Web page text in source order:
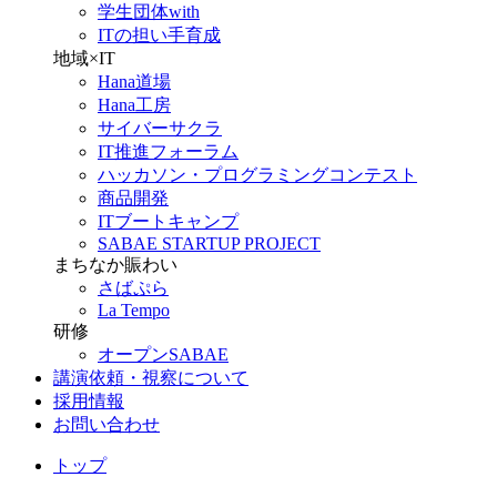
学生団体with
ITの担い手育成
地域×IT
Hana道場
Hana工房
サイバーサクラ
IT推進フォーラム
ハッカソン・プログラミングコンテスト
商品開発
ITブートキャンプ
SABAE STARTUP PROJECT
まちなか賑わい
さばぷら
La Tempo
研修
オープンSABAE
講演依頼・視察について
採用情報
お問い合わせ
トップ